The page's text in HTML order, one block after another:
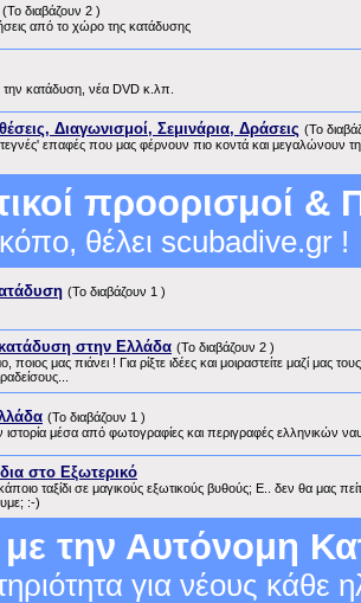
(Το διαβάζουν 2 )
από το χώρο της κατάδυσης
την κατάδυση, νέα DVD κ.λπ.
Διαγωνισμοί, Σεμινάρια, Δράσεις (Το
επαφές που μας φέρνουν πιο κοντά και μεγαλώνουν
προορισμοί &
θέλει scubadive.gr !
(Το διαβάζουν 1 )
στην Ελλάδα (Το διαβάζουν 2 )
μας πιάνει ! Για ρίξτε ιδέες και μοιραστείτε μαζί μας
(Το διαβάζουν 1 )
μέσα από φωτογραφίες και περιγραφές ελληνικών
στο Εξωτερικό
ταξίδι σε μαγικούς εξωτικούς βυθούς; Ε.. δεν θα μας
:-)
με την Αυτόνομη
για νέους κάθε